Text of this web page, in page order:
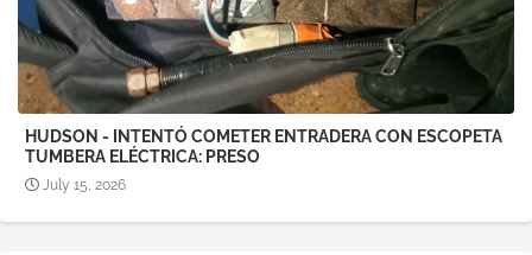
HUDSON - INTENTÓ COMETER ENTRADERA CON ESCOPETA
TUMBERA ELÉCTRICA: PRESO
July 15, 2026